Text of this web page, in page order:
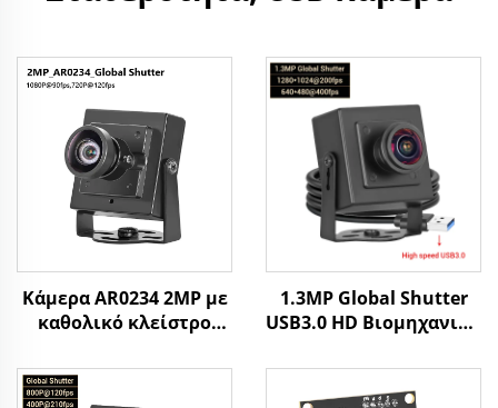
Κάμερα AR0234 2MP με
καθολικό κλείστρο
UVC, για αναγνώριση
προσώπου σε Android,
1.3MP Global Shutter
USB3.0 HD Βιομηχανική
Υψηλής Ταχύτητας
Λήψη Κινήσεων Χωρίς